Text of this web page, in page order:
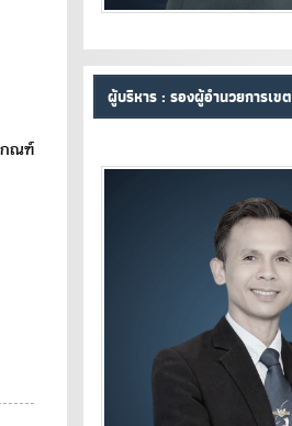
กณฑ์
ผู้บริหาร : รองผู้อำนวยการเขต